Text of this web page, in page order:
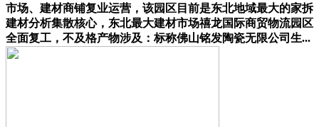
市场、建材商铺复业运营，该园区目前是东北地域最大的家拆
建材分析集散核心，东北最大建材市场禧龙国际商贸物流园区
全面复工，不及格产物涉及：标称佛山铭发陶瓷无限公司生...